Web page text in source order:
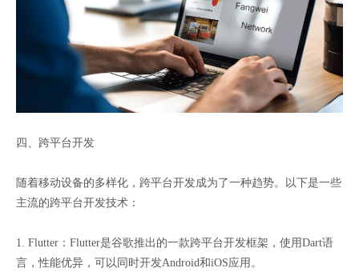
四、跨平台开发
随着移动设备的多样化，跨平台开发成为了一种趋势。以下是一些
主流的跨平台开发技术：
1. Flutter：Flutter是谷歌推出的一款跨平台开发框架，使用Dart语
言，性能优异，可以同时开发Android和iOS应用。